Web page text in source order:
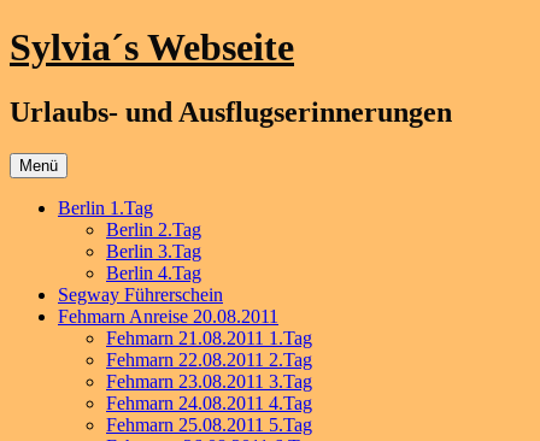
Zum
Inhalt
Sylvia´s Webseite
Urlaubs- und Ausflugserinnerungen
Menü
Berlin 1.Tag
Berlin 2.Tag
Berlin 3.Tag
Berlin 4.Tag
Segway Führerschein
Fehmarn Anreise 20.08.2011
Fehmarn 21.08.2011 1.Tag
Fehmarn 22.08.2011 2.Tag
Fehmarn 23.08.2011 3.Tag
Fehmarn 24.08.2011 4.Tag
Fehmarn 25.08.2011 5.Tag